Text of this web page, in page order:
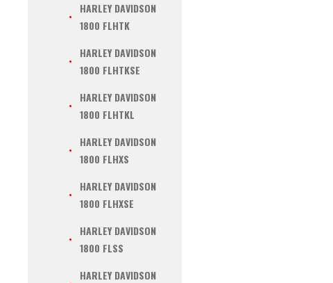
HARLEY DAVIDSON
1800 FLHTK
HARLEY DAVIDSON
1800 FLHTKSE
HARLEY DAVIDSON
1800 FLHTKL
HARLEY DAVIDSON
1800 FLHXS
HARLEY DAVIDSON
1800 FLHXSE
HARLEY DAVIDSON
1800 FLSS
HARLEY DAVIDSON